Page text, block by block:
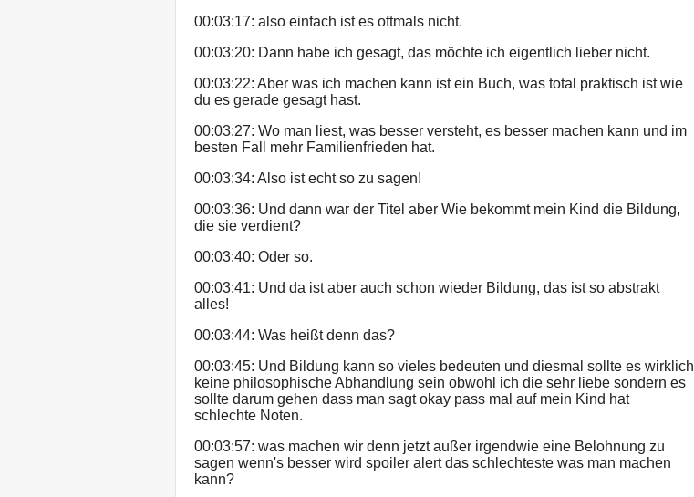
00:03:17: also einfach ist es oftmals nicht.
00:03:20: Dann habe ich gesagt, das möchte ich eigentlich lieber nicht.
00:03:22: Aber was ich machen kann ist ein Buch, was total praktisch ist wie
du es gerade gesagt hast.
00:03:27: Wo man liest, was besser versteht, es besser machen kann und im
besten Fall mehr Familienfrieden hat.
00:03:34: Also ist echt so zu sagen!
00:03:36: Und dann war der Titel aber Wie bekommt mein Kind die Bildung,
die sie verdient?
00:03:40: Oder so.
00:03:41: Und da ist aber auch schon wieder Bildung, das ist so abstrakt
alles!
00:03:44: Was heißt denn das?
00:03:45: Und Bildung kann so vieles bedeuten und diesmal sollte es wirklich
keine philosophische Abhandlung sein obwohl ich die sehr liebe sondern es
sollte darum gehen dass man sagt okay pass mal auf mein Kind hat
schlechte Noten.
00:03:57: was machen wir denn jetzt außer irgendwie eine Belohnung zu
sagen wenn's besser wird spoiler alert das schlechteste was man machen
kann?